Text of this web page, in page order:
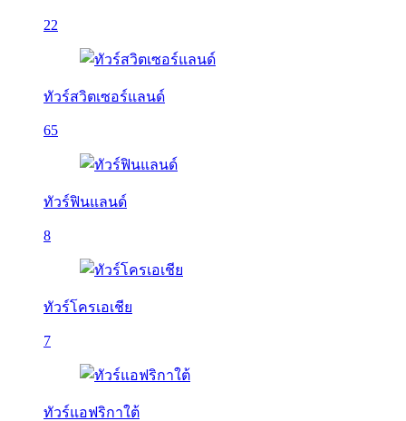
22
ทัวร์สวิตเซอร์แลนด์
65
ทัวร์ฟินแลนด์
8
ทัวร์โครเอเชีย
7
ทัวร์แอฟริกาใต้